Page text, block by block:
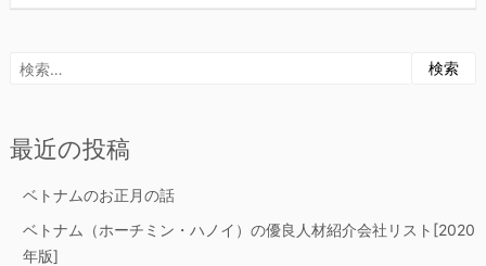
検
最近の投稿
ベトナムのお正月の話
ベトナム（ホーチミン・ハノイ）の優良人材紹介会社リスト[2020
年版]